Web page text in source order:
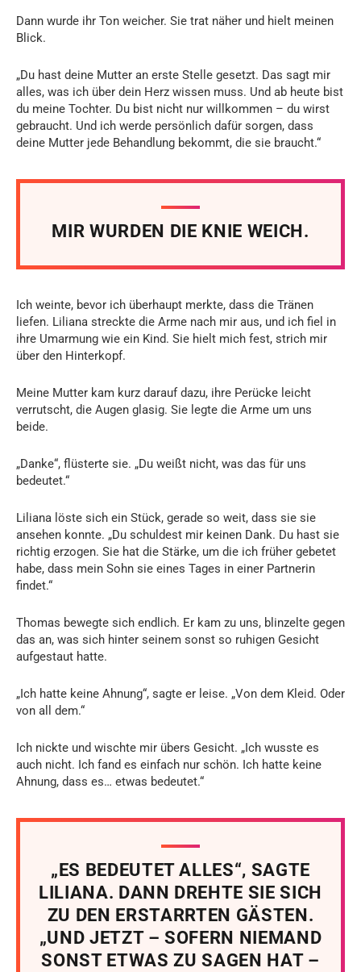
Dann wurde ihr Ton weicher. Sie trat näher und hielt meinen
Blick.
„Du hast deine Mutter an erste Stelle gesetzt. Das sagt mir
alles, was ich über dein Herz wissen muss. Und ab heute bist
du meine Tochter. Du bist nicht nur willkommen – du wirst
gebraucht. Und ich werde persönlich dafür sorgen, dass
deine Mutter jede Behandlung bekommt, die sie braucht.“
MIR WURDEN DIE KNIE WEICH.
Ich weinte, bevor ich überhaupt merkte, dass die Tränen
liefen. Liliana streckte die Arme nach mir aus, und ich fiel in
ihre Umarmung wie ein Kind. Sie hielt mich fest, strich mir
über den Hinterkopf.
Meine Mutter kam kurz darauf dazu, ihre Perücke leicht
verrutscht, die Augen glasig. Sie legte die Arme um uns
beide.
„Danke“, flüsterte sie. „Du weißt nicht, was das für uns
bedeutet.“
Liliana löste sich ein Stück, gerade so weit, dass sie sie
ansehen konnte. „Du schuldest mir keinen Dank. Du hast sie
richtig erzogen. Sie hat die Stärke, um die ich früher gebetet
habe, dass mein Sohn sie eines Tages in einer Partnerin
findet.“
Thomas bewegte sich endlich. Er kam zu uns, blinzelte gegen
das an, was sich hinter seinem sonst so ruhigen Gesicht
aufgestaut hatte.
„Ich hatte keine Ahnung“, sagte er leise. „Von dem Kleid. Oder
von all dem.“
Ich nickte und wischte mir übers Gesicht. „Ich wusste es
auch nicht. Ich fand es einfach nur schön. Ich hatte keine
Ahnung, dass es… etwas bedeutet.“
„ES BEDEUTET ALLES“, SAGTE
LILIANA. DANN DREHTE SIE SICH
ZU DEN ERSTARRTEN GÄSTEN.
„UND JETZT – SOFERN NIEMAND
SONST ETWAS ZU SAGEN HAT –